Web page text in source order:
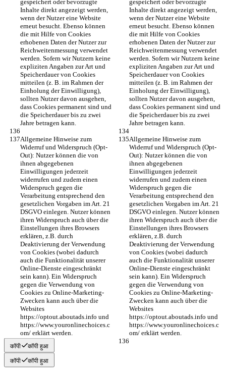
gespeichert oder bevorzugte
Inhalte direkt angezeigt werden,
wenn der Nutzer eine Website
erneut besucht. Ebenso können
die mit Hilfe von Cookies
erhobenen Daten der Nutzer zur
Reichweitenmessung verwendet
werden. Sofern wir Nutzern keine
expliziten Angaben zur Art und
Speicherdauer von Cookies
mitteilen (z. B. im Rahmen der
Einholung der Einwilligung),
sollten Nutzer davon ausgehen,
dass Cookies permanent sind und
die Speicherdauer bis zu zwei
Jahre betragen kann.
gespeichert oder bevorzugte
Inhalte direkt angezeigt werden,
wenn der Nutzer eine Website
erneut besucht. Ebenso können
die mit Hilfe von Cookies
erhobenen Daten der Nutzer zur
Reichweitenmessung verwendet
werden. Sofern wir Nutzern keine
expliziten Angaben zur Art und
Speicherdauer von Cookies
mitteilen (z. B. im Rahmen der
Einholung der Einwilligung),
sollten Nutzer davon ausgehen,
dass Cookies permanent sind und
die Speicherdauer bis zu zwei
Jahre betragen kann.
Allgemeine Hinweise zum
Widerruf und Widerspruch (Opt-
Out): Nutzer können die von
ihnen abgegebenen
Einwilligungen jederzeit
widerrufen und zudem einen
Widerspruch gegen die
Verarbeitung entsprechend den
gesetzlichen Vorgaben im Art. 21
DSGVO einlegen. Nutzer können
ihren Widerspruch auch über die
Einstellungen ihres Browsers
erklären, z.B. durch
Deaktivierung der Verwendung
von Cookies (wobei dadurch
auch die Funktionalität unserer
Online-Dienste eingeschränkt
sein kann). Ein Widerspruch
gegen die Verwendung von
Cookies zu Online-Marketing-
Zwecken kann auch über die
Websites
https://optout.aboutads.info und
https://www.youronlinechoices.c
om/ erklärt werden.
Allgemeine Hinweise zum
Widerruf und Widerspruch (Opt-
Out): Nutzer können die von
ihnen abgegebenen
Einwilligungen jederzeit
widerrufen und zudem einen
Widerspruch gegen die
Verarbeitung entsprechend den
gesetzlichen Vorgaben im Art. 21
DSGVO einlegen. Nutzer können
ihren Widerspruch auch über die
Einstellungen ihres Browsers
erklären, z.B. durch
Deaktivierung der Verwendung
von Cookies (wobei dadurch
auch die Funktionalität unserer
Online-Dienste eingeschränkt
sein kann). Ein Widerspruch
gegen die Verwendung von
Cookies zu Online-Marketing-
Zwecken kann auch über die
Websites
https://optout.aboutads.info und
https://www.youronlinechoices.c
om/ erklärt werden.
कॉपी कॉपी हुआ
कॉपी कॉपी हुआ